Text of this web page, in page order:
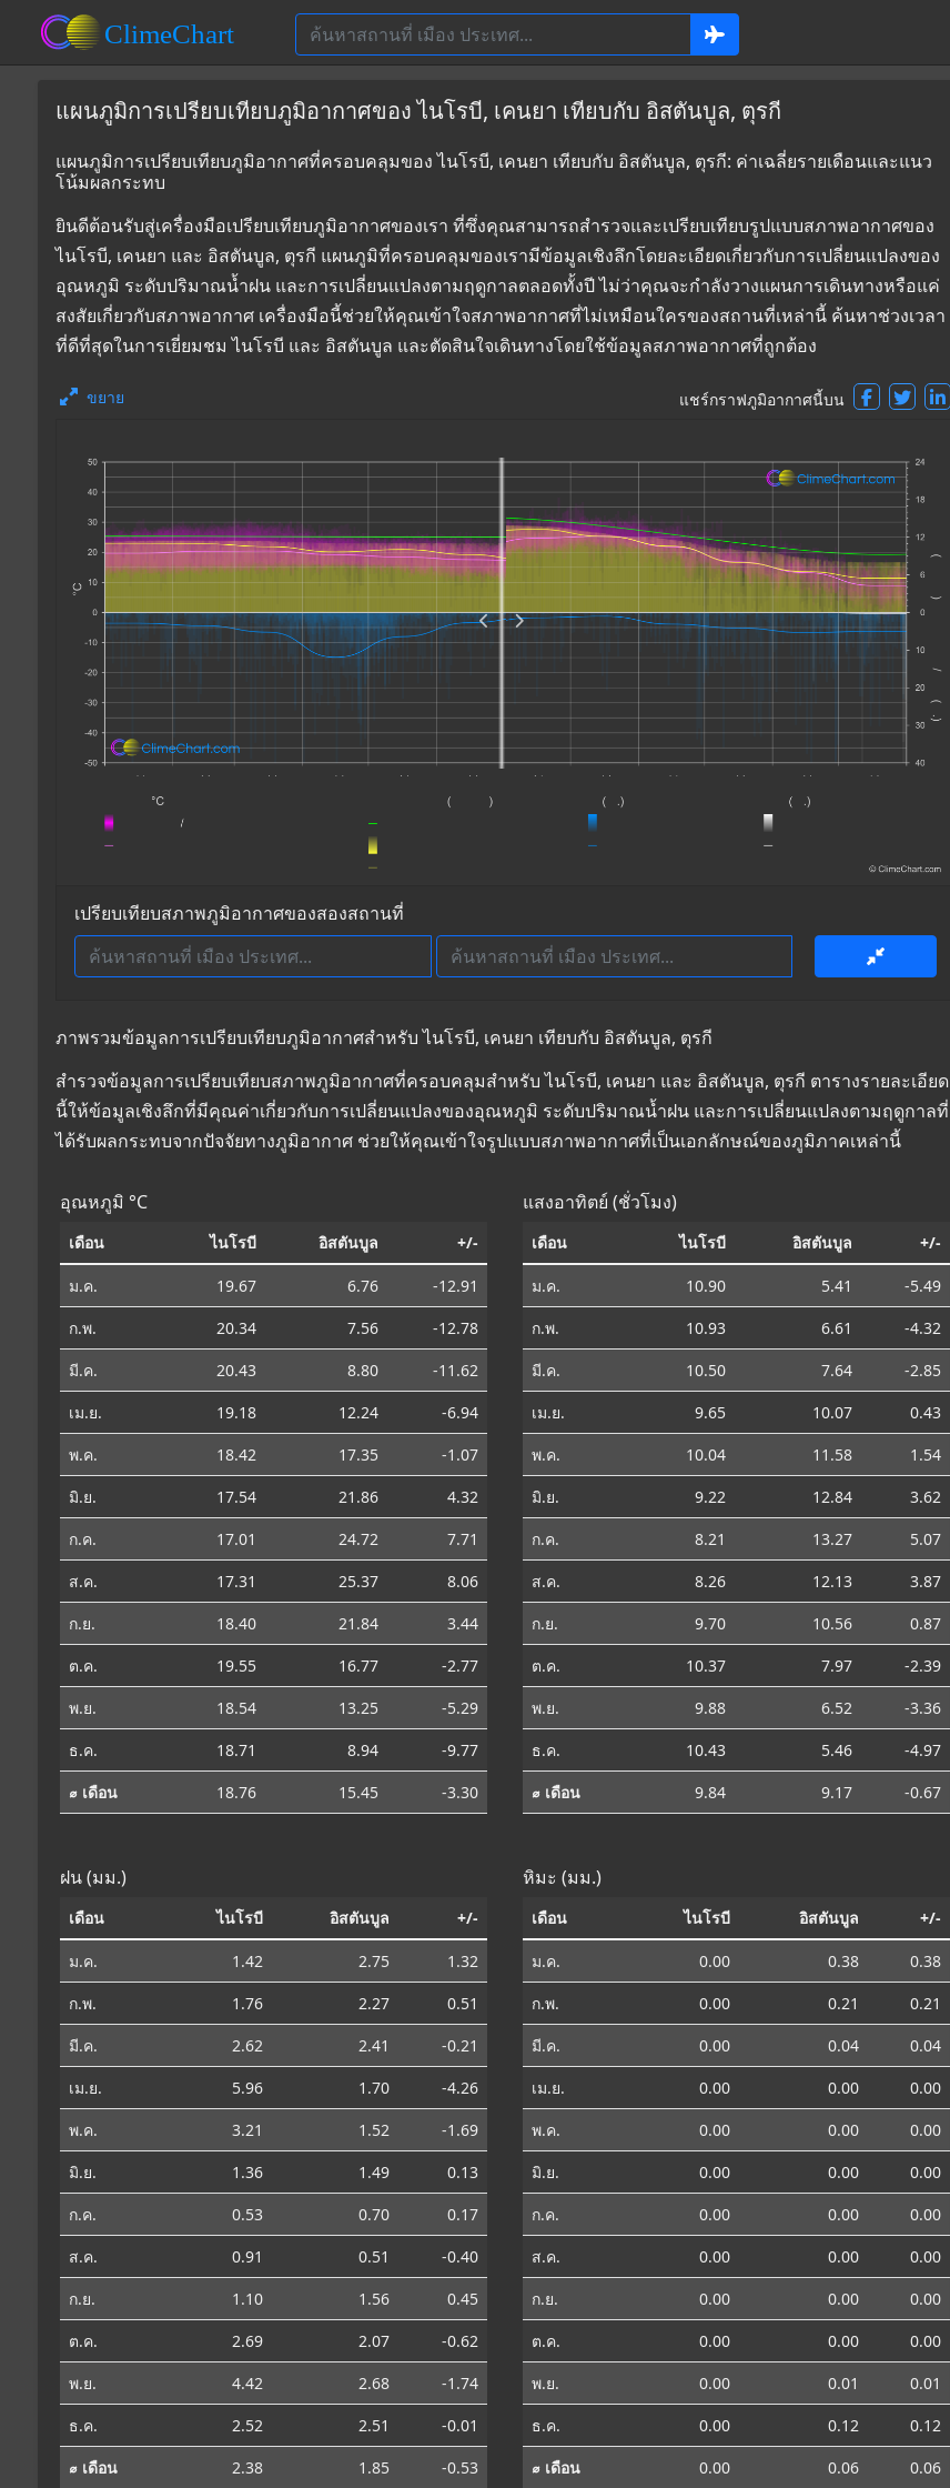
แผนภูมิการเปรียบเทียบภูมิอากาศของ ไนโรบี, เคนยา เทียบกับ อิสตันบูล, ตุรกี
แผนภูมิการเปรียบเทียบภูมิอากาศที่ครอบคลุมของ ไนโรบี, เคนยา เทียบกับ อิสตันบูล, ตุรกี: ค่าเฉลี่ยรายเดือนและแนว
โน้มผลกระทบ
ยินดีต้อนรับสู่เครื่องมือเปรียบเทียบภูมิอากาศของเรา ที่ซึ่งคุณสามารถสำรวจและเปรียบเทียบรูปแบบสภาพอากาศของ
ไนโรบี, เคนยา และ อิสตันบูล, ตุรกี แผนภูมิที่ครอบคลุมของเรามีข้อมูลเชิงลึกโดยละเอียดเกี่ยวกับการเปลี่ยนแปลงของ
อุณหภูมิ ระดับปริมาณน้ำฝน และการเปลี่ยนแปลงตามฤดูกาลตลอดทั้งปี ไม่ว่าคุณจะกำลังวางแผนการเดินทางหรือแค่
สงสัยเกี่ยวกับสภาพอากาศ เครื่องมือนี้ช่วยให้คุณเข้าใจสภาพอากาศที่ไม่เหมือนใครของสถานที่เหล่านี้ ค้นหาช่วงเวลา
ที่ดีที่สุดในการเยี่ยมชม ไนโรบี และ อิสตันบูล และตัดสินใจเดินทางโดยใช้ข้อมูลสภาพอากาศที่ถูกต้อง
ขยาย แชร์กราฟภูมิอากาศนี้บน
เปรียบเทียบสภาพภูมิอากาศของสองสถานที่
ภาพรวมข้อมูลการเปรียบเทียบภูมิอากาศสำหรับ ไนโรบี, เคนยา เทียบกับ อิสตันบูล, ตุรกี
สำรวจข้อมูลการเปรียบเทียบสภาพภูมิอากาศที่ครอบคลุมสำหรับ ไนโรบี, เคนยา และ อิสตันบูล, ตุรกี ตารางรายละเอียด
นี้ให้ข้อมูลเชิงลึกที่มีคุณค่าเกี่ยวกับการเปลี่ยนแปลงของอุณหภูมิ ระดับปริมาณน้ำฝน และการเปลี่ยนแปลงตามฤดูกาลที่
ได้รับผลกระทบจากปัจจัยทางภูมิอากาศ ช่วยให้คุณเข้าใจรูปแบบสภาพอากาศที่เป็นเอกลักษณ์ของภูมิภาคเหล่านี้
อุณหภูมิ °C
เดือน ไนโรบี อิสตันบูล +/-
ม.ค. 19.67 6.76
-12.91
ก.พ.
20.34 7.56
-12.78
มี.ค.
20.43 8.80
-11.62
เม.ย.
19.18 12.24
-6.94
พ.ค.
18.42 17.35
-1.07
มิ.ย.
17.54 21.86
4.32
ก.ค.
17.01 24.72
7.71
ส.ค.
17.31 25.37
8.06
ก.ย.
18.40 21.84
3.44
ต.ค.
19.55 16.77
-2.77
พ.ย.
18.54 13.25
-5.29
ธ.ค.
18.71 8.94
-9.77
⌀ เดือน
18.76 15.45 -3.30
แสงอาทิตย์ (ชั่วโมง)
เดือน ไนโรบี อิสตันบูล +/-
ม.ค. 10.90 5.41
-5.49
ก.พ.
10.93 6.61
-4.32
มี.ค.
10.50 7.64
-2.85
เม.ย.
9.65 10.07
0.43
พ.ค.
10.04 11.58
1.54
มิ.ย.
9.22 12.84
3.62
ก.ค.
8.21 13.27
5.07
ส.ค.
8.26 12.13
3.87
ก.ย.
9.70 10.56
0.87
ต.ค.
10.37 7.97
-2.39
พ.ย.
9.88 6.52
-3.36
ธ.ค.
10.43 5.46
-4.97
⌀ เดือน
9.84 9.17 -0.67
ฝน (มม.)
เดือน ไนโรบี อิสตันบูล +/-
ม.ค. 1.42 2.75
1.32
ก.พ.
1.76 2.27
0.51
มี.ค.
2.62 2.41
-0.21
เม.ย.
5.96 1.70
-4.26
พ.ค.
3.21 1.52
-1.69
มิ.ย.
1.36 1.49
0.13
ก.ค.
0.53 0.70
0.17
ส.ค.
0.91 0.51
-0.40
ก.ย.
1.10 1.56
0.45
ต.ค.
2.69 2.07
-0.62
พ.ย.
4.42 2.68
-1.74
ธ.ค.
2.52 2.51
-0.01
⌀ เดือน
2.38 1.85 -0.53
หิมะ (มม.)
เดือน ไนโรบี อิสตันบูล +/-
ม.ค. 0.00 0.38
0.38
ก.พ.
0.00 0.21
0.21
มี.ค.
0.00 0.04
0.04
เม.ย.
0.00 0.00
0.00
พ.ค.
0.00 0.00
0.00
มิ.ย.
0.00 0.00
0.00
ก.ค.
0.00 0.00
0.00
ส.ค.
0.00 0.00
0.00
ก.ย.
0.00 0.00
0.00
ต.ค.
0.00 0.00
0.00
พ.ย.
0.00 0.01
0.01
ธ.ค.
0.00 0.12
0.12
⌀ เดือน
0.00 0.06 0.06